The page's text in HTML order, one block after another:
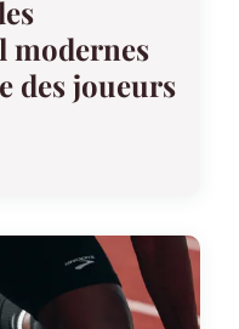
modernes
des joueurs